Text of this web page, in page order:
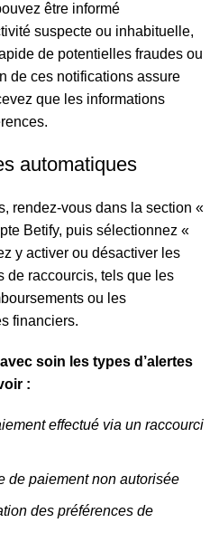
être informé
suspecte ou inhabituelle,
de potentielles fraudes ou
de ces notifications assure
que les informations
automatiques
rendez-vous dans la section «
Betify, puis sélectionnez «
y activer ou désactiver les
de raccourcis, tels que les
ou les
financiers.
soin les types d’alertes
:
effectué via un raccourci
de paiement non autorisée
des préférences de